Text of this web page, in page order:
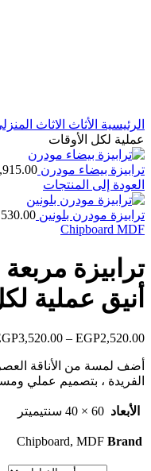
الرئيسية الأثاث الاثاث
عملية لكل الأوقات
ترابيزة بيضاء مودرن
العودة إلى المنتجات
ترابيزة مودرن بلونين
Chipboard MDF
ترابيزة
أنيق عملية
EGP2,520.00
–
3,520.00
أضف لمسة من الأناقة
الفريدة ، بتصميم عملي
الأبعاد 60 × 40 سنتيميتر
Brand
Chipboard, MDF